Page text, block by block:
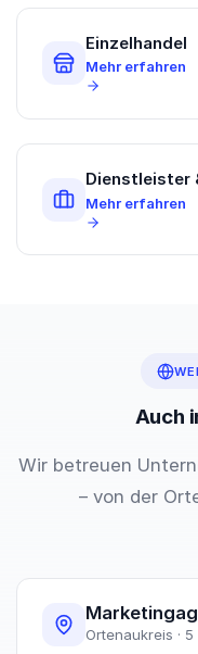
Einzelhandel
Mehr erfahren
Dienstleister
Mehr erfahren
Auch
Wir betreuen
– von der
Ortenaukreis · 5